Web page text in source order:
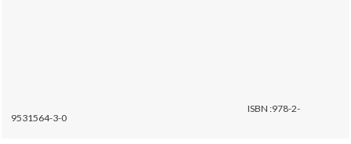
ISBN :978-2-
9531564-3-0